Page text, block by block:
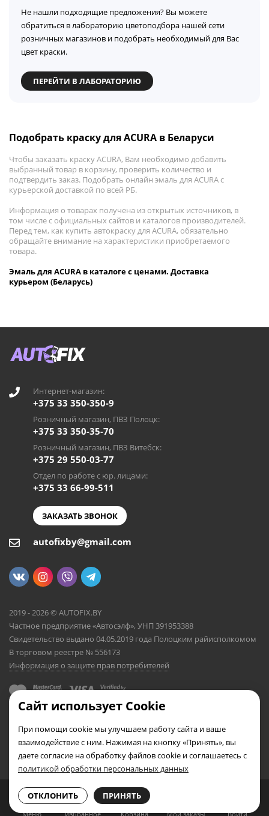
Меню Избранное Войти
Мои заказы
0
Корзина
Не нашли подходящие предложения? Вы можете
обратиться в лабораторию цветоподбора нашей сети
розничных магазинов и подобрать необходимый для Вас
цвет краски.
ПЕРЕЙТИ В ЛАБОРАТОРИЮ
Подобрать краску для ACURA в Беларуси
Чтобы заказать краску ACURA, Вам необходимо добавить
выбранный товар в корзину, проверить количество и
подтвердить заказ. Подобрать онлайн эмаль для ACURA с
курьерской доставкой по всей РБ.
Информация о товарах получена из открытых источников, в
том числе с официальных сайтов и каталогов производителей.
Перед тем, как купить автокраску для ACURA, обязательно
обращайте внимание на характеристики приобретаемого
товара.
Эмаль для ACURA в каталоге с ценами. Доставка
курьером (Беларусь)
Интернет-магазин:
+375 33 350-350-9
Розничный магазин, ПВЗ Полоцк:
+375 33 350-35-70
Розничный магазин, ПВЗ Витебск:
+375 29 550-03-77
Отдел по работе с юр. лицами:
+375 33 66-99-511
ЗАКАЗАТЬ ЗВОНОК
autofixby@gmail.com
2019 - 2026 © AUTOFIX.BY
Частное предприятие «Автосэлф», УНП 391953388
Свидетельство выдано 04.05.2019 года Полоцким райисполкомом
В торговом реестре № 556173
Информация о защите прав потребителей
Сайт использует Cookie
При помощи cookie мы улучшаем работу сайта и ваше
взаимодействие с ним. Нажимая на кнопку «Принять», вы
даете согласие на обработку файлов cookie и соглашаетесь с
политикой обработки персональных данных
ОТКЛОНИТЬ ПРИНЯТЬ